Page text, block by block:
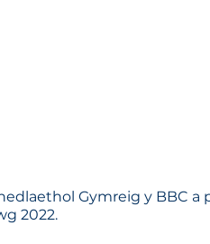
Gymreig y BBC
2022.